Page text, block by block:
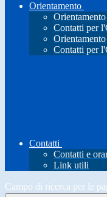
Orientamento
Contatti per
Contatti per
Contatti
Contatti e
Link utili
Campo di ricerca per le